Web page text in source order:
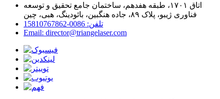
اتاق ۱۷۰۱، طبقه هفدهم، ساختمان جامع تحقیق و توسعه
فناوری ژیبو، پلاک ۸۹، جاده هنگبین، بائودینگ، هبی، چین
تلفن: 0086-15810767862
Email: director@triangelaser.com